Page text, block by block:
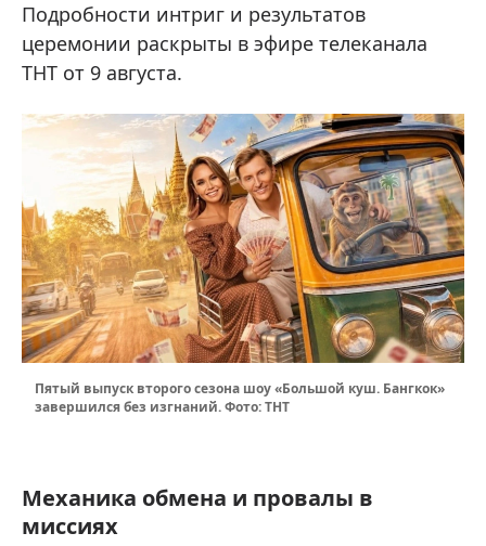
Подробности интриг и результатов
церемонии раскрыты в эфире телеканала
ТНТ от 9 августа.
Пятый выпуск второго сезона шоу «Большой куш. Бангкок»
завершился без изгнаний. Фото: ТНТ
Механика обмена и провалы в
миссиях